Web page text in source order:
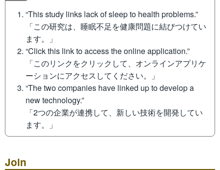
“This study links lack of sleep to health problems.”
「この研究は、睡眠不足を健康問題に結びつけてい
ます。」
“Click this link to access the online application.”
「このリンクをクリックして、オンラインアプリケ
ーションにアクセスしてください。」
“The two companies have linked up to develop a
new technology.”
「2つの企業が連携して、新しい技術を開発してい
ます。」
Join